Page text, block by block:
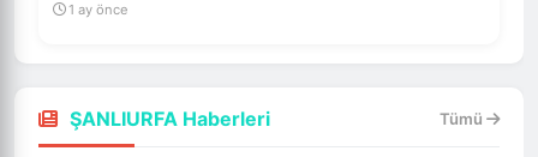
1 ay önce
ŞANLIURFA Haberleri Tümü